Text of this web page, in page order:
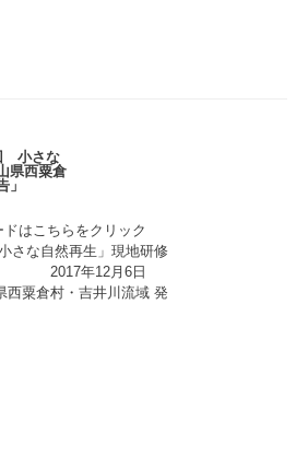
小さな
県西粟倉
ドはこちらをクリック
さな自然再生」現地研修
2017年12月6日
西粟倉村・吉井川流域 発